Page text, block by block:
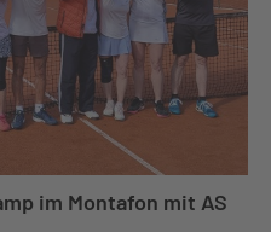
im Montafon mit AS